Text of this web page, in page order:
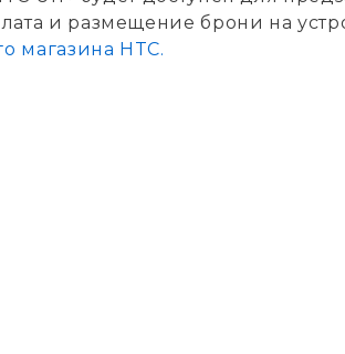
и размещение брони на
магазина HTC.